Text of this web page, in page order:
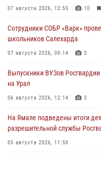
07 августа 2026, 12:55 10
Сотрудники СОБР «Варк»
школьников Салехарда
07 августа 2026, 09:14 5
Выпускники ВУЗов
на Урал
06 августа 2026, 12:14 3
На Ямале подведены итоги
разрешительной службы
05 августа 2026, 11:50